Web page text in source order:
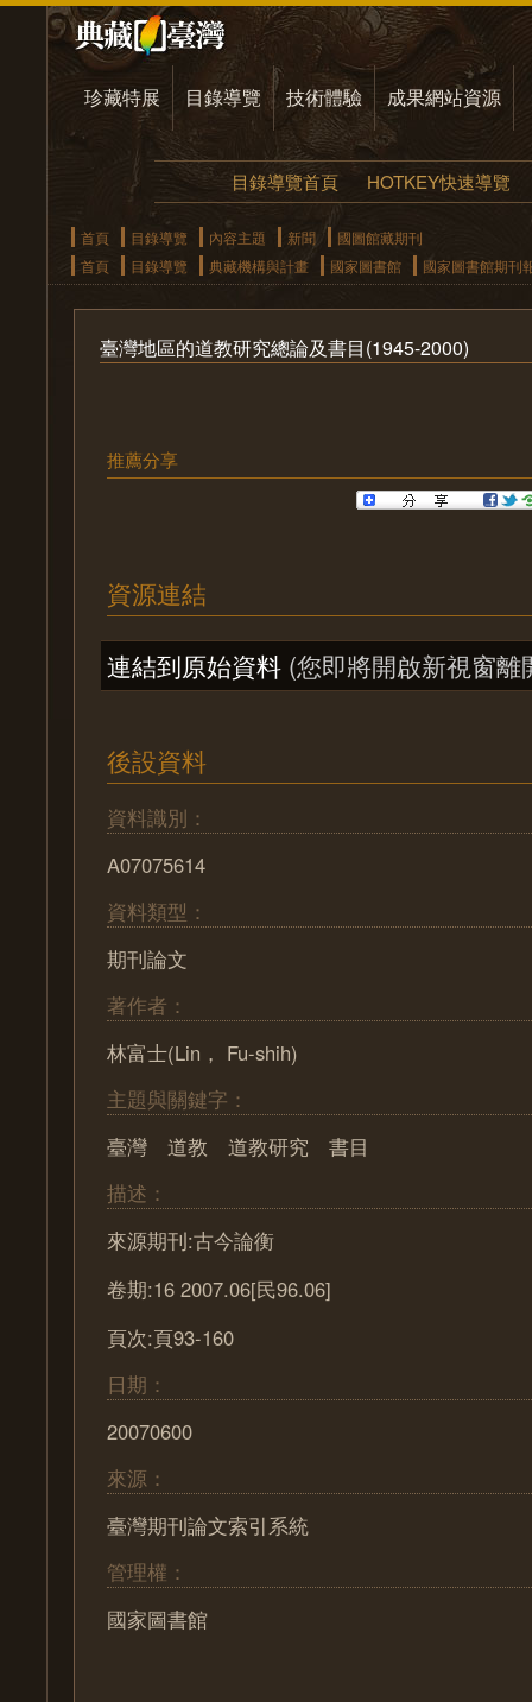
珍藏特展 目錄導覽 技術體驗 成果網站資源
目錄導覽首頁 HOTKEY快速導覽
首頁 目錄導覽 內容主題 新聞
國圖館藏期刊
首頁
目錄導覽 典藏機構與計畫 國家圖書館 國家圖書館期刊
臺灣地區的道教研究總論及書目(1945-2000)
推薦分享
資源連結
連結到原始資料 (您即將開啟新視窗離
後設資料
資料識別：
A07075614
資料類型：
期刊論文
著作者：
林富士(Lin， Fu-shih)
主題與關鍵字：
臺灣 道教 道教研究 書目
描述：
來源期刊:古今論衡
卷期:16 2007.06[民96.06]
頁次:頁93-160
日期：
20070600
來源：
臺灣期刊論文索引系統
管理權：
國家圖書館